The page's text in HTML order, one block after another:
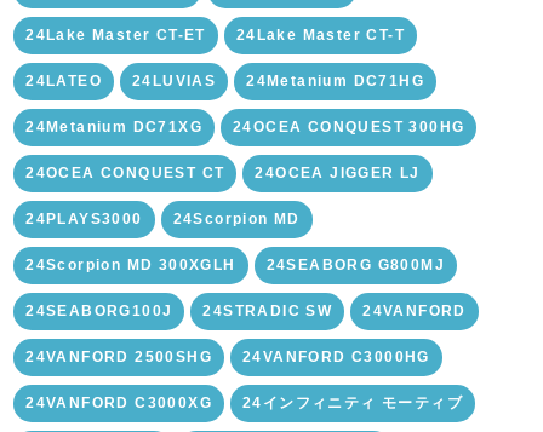
24Lake Master CT-ET 24Lake Master CT-T
24LATEO 24LUVIAS 24Metanium DC71HG
24Metanium DC71XG 24OCEA CONQUEST 300HG
24OCEA CONQUEST CT 24OCEA JIGGER LJ
24PLAYS3000 24Scorpion MD
24Scorpion MD 300XGLH 24SEABORG G800MJ
24SEABORG100J 24STRADIC SW 24VANFORD
24VANFORD 2500SHG 24VANFORD C3000HG
24VANFORD C3000XG 24インフィニティ モーティブ